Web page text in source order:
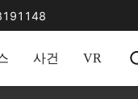
사건 VR